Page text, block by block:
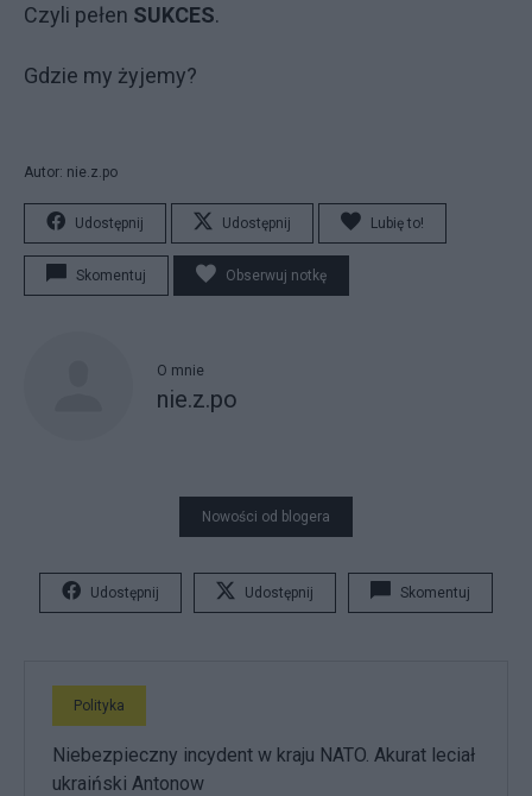
Czyli pełen SUKCES.
Gdzie my żyjemy?
Autor: nie.z.po
Udostępnij Udostępnij Lubię to!
Skomentuj Obserwuj notkę
O mnie
nie.z.po
Nowości od blogera
Udostępnij Udostępnij Skomentuj
Polityka
Niebezpieczny incydent w kraju NATO. Akurat leciał
ukraiński Antonow